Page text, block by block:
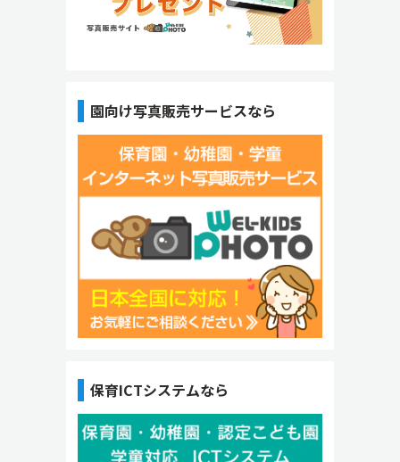
園向け写真販売サービスなら
保育ICTシステムなら